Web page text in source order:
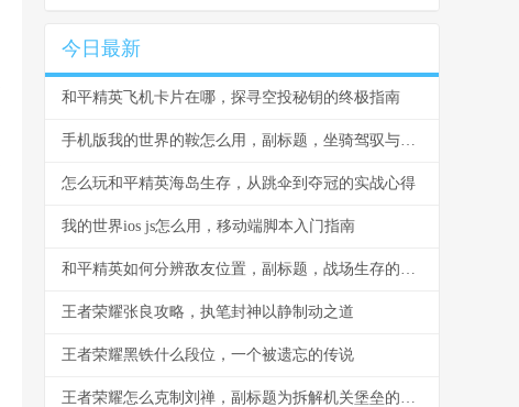
今日最新
和平精英飞机卡片在哪，探寻空投秘钥的终极指南
手机版我的世界的鞍怎么用，副标题，坐骑驾驭与运输艺术全解析
怎么玩和平精英海岛生存，从跳伞到夺冠的实战心得
我的世界ios js怎么用，移动端脚本入门指南
和平精英如何分辨敌友位置，副标题，战场生存的视听艺术
王者荣耀张良攻略，执笔封神以静制动之道
王者荣耀黑铁什么段位，一个被遗忘的传说
王者荣耀怎么克制刘禅，副标题为拆解机关堡垒的战术指南